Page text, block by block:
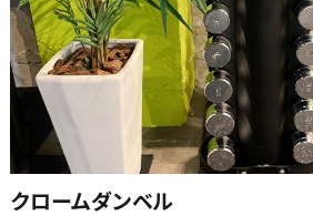
クロームダンベル